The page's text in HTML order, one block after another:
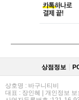
상점정보
상호명 : 바구니티비
대표 : 장인혜 | 개인정보 보